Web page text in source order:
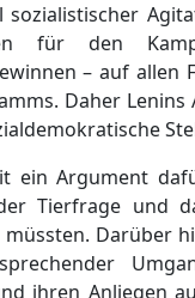
für den
– auf allen
Daher Lenins
ein Argument
Tierfrage und
Darüber
ihren Anliegen